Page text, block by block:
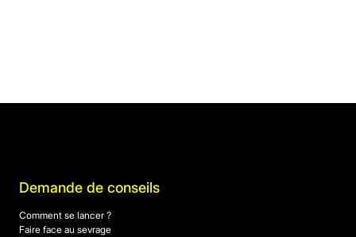
Demande de conseils
Comment se lancer ?
Faire face au sevrage